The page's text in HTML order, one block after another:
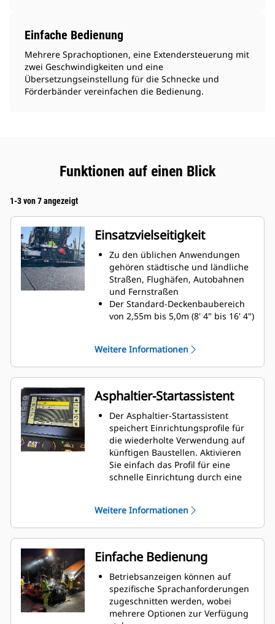
Einfache Bedienung
Mehrere Sprachoptionen, eine Extendersteuerung mit
zwei Geschwindigkeiten und eine
Übersetzungseinstellung für die Schnecke und
Förderbänder vereinfachen die Bedienung.
Funktionen auf einen Blick
1-3 von 7 angezeigt
Einsatzvielseitigkeit
Zu den üblichen Anwendungen
gehören städtische und ländliche
Straßen, Flughäfen, Autobahnen
und Fernstraßen
Der Standard-Deckenbaubereich
von 2,55m bis 5,0m (8' 4" bis 16' 4")
Einbaubreite im Stadtstraßen-
sowie Autobahnbau.
Einfache, anschraubbare
Erweiterungen bieten eine
maximale Deckenbaubreite von
7,64m (25')
Weitere Informationen
Asphaltier-Startassistent
Der Asphaltier-Startassistent
speichert Einrichtungsprofile für
die wiederholte Verwendung auf
künftigen Baustellen. Aktivieren
Sie einfach das Profil für eine
schnelle Einrichtung durch eine
gehören:
Stampfergeschwindigkeit,
Zugpunkthöhe, Bohlentemperatur,
Deckenbaugeschwindigkeit,
Deckenbaubreite, Deckenbautiefe,
Dachprofil, Extenderhöhe
(Leistungsoption),
Bohlenunterstützung und
Bohlenverriegelung
Weitere Informationen
Einfache Bedienung
Betriebsanzeigen können auf
spezifische Sprachanforderungen
zugeschnitten werden, wobei
mehrere Optionen zur Verfügung